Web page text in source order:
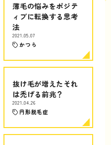
薄毛の悩みをポジテ
ィブに転換する思考
法
2021.05.07
かつら
抜け毛が増えたそれ
は禿げる前兆？
2021.04.26
円形脱毛症